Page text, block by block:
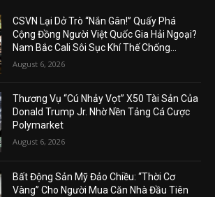
CSVN Lại Dở Trò “Nắn Gân!” Quấy Phá
Cộng Đồng Người Việt Quốc Gia Hải Ngoại?
Nam Bắc Cali Sôi Sục Khí Thế Chống...
August 6, 2026
Thương Vụ “Cú Nhảy Vọt” X50 Tài Sản Của
Donald Trump Jr. Nhờ Nền Tảng Cá Cược
Polymarket
August 6, 2026
Bất Động Sản Mỹ Đảo Chiều: “Thời Cơ
Vàng” Cho Người Mua Căn Nhà Đầu Tiên